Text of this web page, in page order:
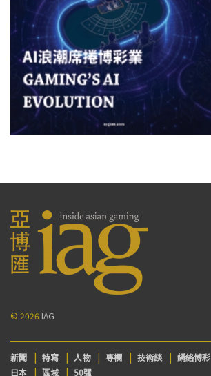
© 2026 IAG
新聞 特寫 人物 專欄 技術談 網絡博彩
日本
區域 50强